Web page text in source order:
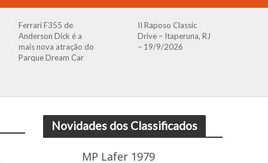
Ferrari F355 de
Anderson Dick é a
mais nova atração do
Parque Dream Car
II Raposo Classic
Drive – Itaperuna, RJ
– 19/9/2026
Novidades dos Classificados
MP Lafer 1979